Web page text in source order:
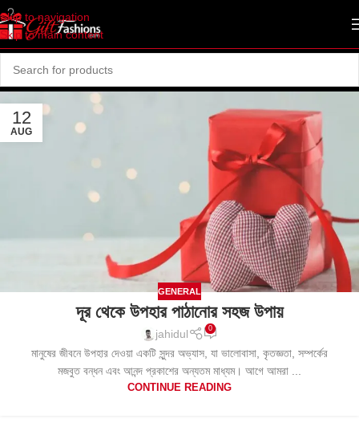
Skip to navigation
Skip to main content
12
AUG
GENERAL
দূর থেকে উপহার পাঠানোর সহজ উপায়
jahidul 0
মানুষের জীবনে উপহার দেওয়া একটি সুন্দর অভ্যাস, যা ভালোবাসা, কৃতজ্ঞতা, সম্পর্কের
মজবুত বন্ধন এবং আনন্দ প্রকাশের অন্যতম মাধ্যম। আগে আমরা ...
CONTINUE READING